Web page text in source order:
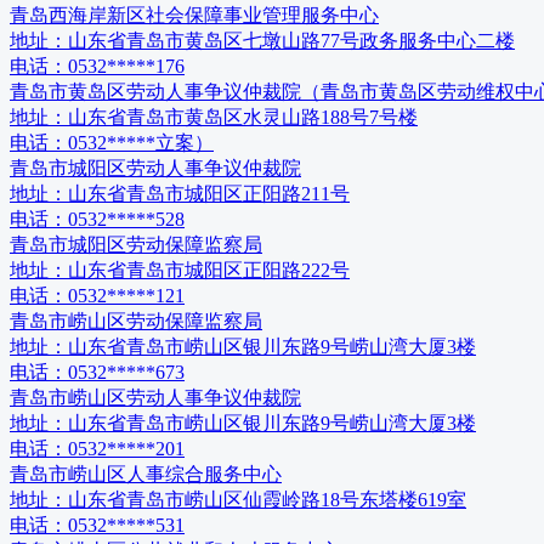
青岛西海岸新区社会保障事业管理服务中心
地址： 山东省青岛市黄岛区七墩山路77号政务服务中心二楼
电话： 0532*****176
青岛市黄岛区劳动人事争议仲裁院（青岛市黄岛区劳动维权中
地址： 山东省青岛市黄岛区水灵山路188号7号楼
电话： 0532*****立案）
青岛市城阳区劳动人事争议仲裁院
地址： 山东省青岛市城阳区正阳路211号
电话： 0532*****528
青岛市城阳区劳动保障监察局
地址： 山东省青岛市城阳区正阳路222号
电话： 0532*****121
青岛市崂山区劳动保障监察局
地址： 山东省青岛市崂山区银川东路9号崂山湾大厦3楼
电话： 0532*****673
青岛市崂山区劳动人事争议仲裁院
地址： 山东省青岛市崂山区银川东路9号崂山湾大厦3楼
电话： 0532*****201
青岛市崂山区人事综合服务中心
地址： 山东省青岛市崂山区仙霞岭路18号东塔楼619室
电话： 0532*****531